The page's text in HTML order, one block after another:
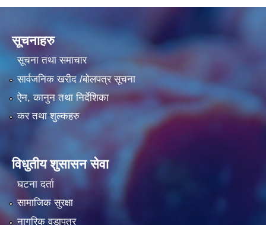
सूचनाहरु
सूचना तथा समाचार
सार्वजनिक खरीद /बोलपत्र सूचना
ऐन, कानुन तथा निर्देशिका
कर तथा शुल्कहरु
विधुतीय शुसासन सेवा
घटना दर्ता
सामाजिक सुरक्षा
नागरिक वडापत्र